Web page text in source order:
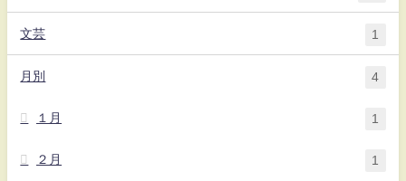
文芸 1
月別 4
１月 1
２月 1